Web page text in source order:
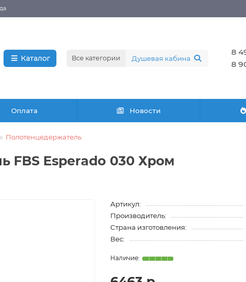
Каталог Все категории
8
8
Оплата Новости
Полотенцедержатель
FBS Esperado 030 Хром
Артикул:
Производитель:
Страна изготовления:
Вес: